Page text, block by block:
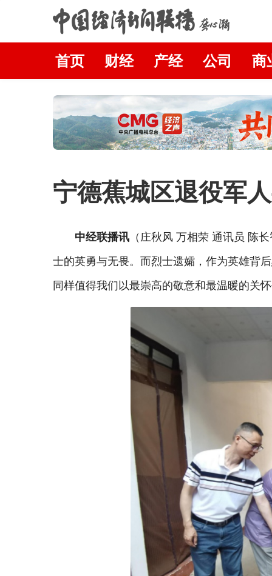
首页 财经 产经 公司 商
宁德蕉城区退役军
中经联播讯 （庄秋风 万相荣 通讯员 陈
士的英勇与无畏。而烈士遗孀，作为英雄背
同样值得我们以最崇高的敬意和最温暖的关